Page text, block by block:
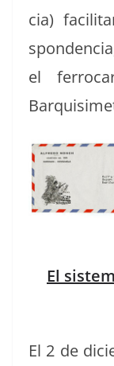
cia)
el
El
El 2 de